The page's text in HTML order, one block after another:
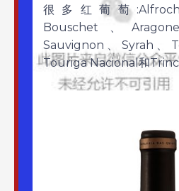
很多红葡萄
Bouschet、
Sauvignon、Syrah、
Touriga Nacional和